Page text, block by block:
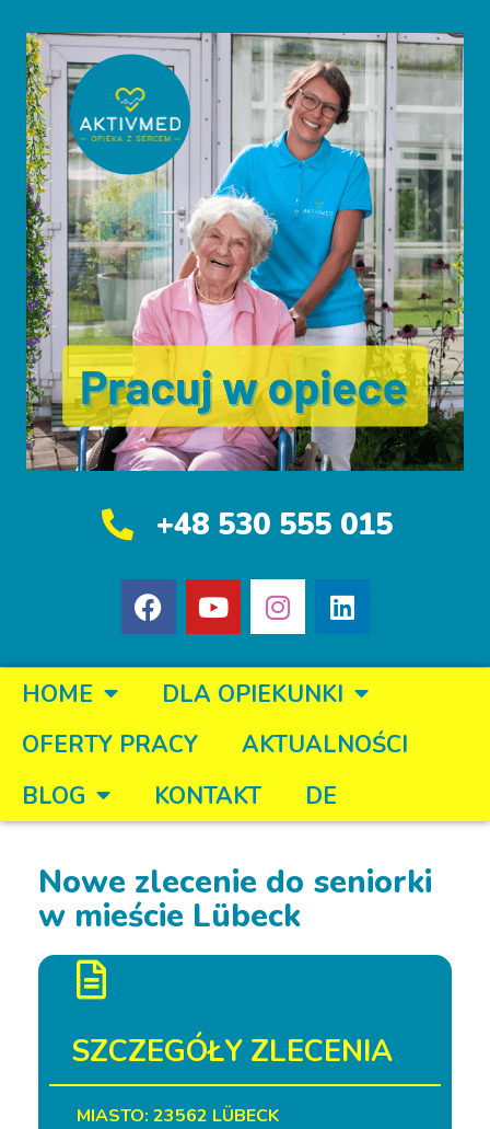
+48 530 555 015
HOME
DLA OPIEKUNKI
OFERTY PRACY
AKTUALNOŚCI
BLOG
KONTAKT DE
Nowe zlecenie do seniorki
w mieście Lübeck
SZCZEGÓŁY ZLECENIA
MIASTO: 23562 LÜBECK